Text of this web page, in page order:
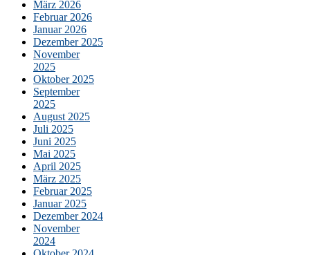
März 2026
Februar 2026
Januar 2026
Dezember 2025
November
2025
Oktober 2025
September
2025
August 2025
Juli 2025
Juni 2025
Mai 2025
April 2025
März 2025
Februar 2025
Januar 2025
Dezember 2024
November
2024